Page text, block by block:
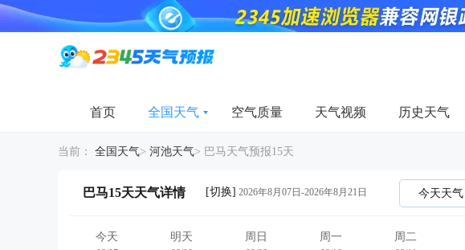
首页 全国天气 空气质量 天气视频 历史天气
当前： 全国天气> 河池天气> 巴马天气预报15天
巴马15天天气详情 [切换] 2026年8月07日-2026年8月21日 今天天气
今天 明天 周日 周一 周二